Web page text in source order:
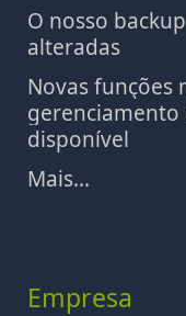
O nosso
alteradas
Novas funções
gerenciamento
disponível
Mais...
Empresa